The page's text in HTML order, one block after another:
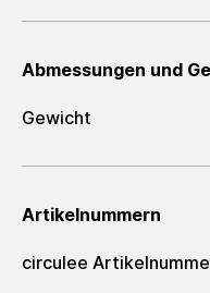
Abmessungen und
Gewicht
Artikelnummern
circulee